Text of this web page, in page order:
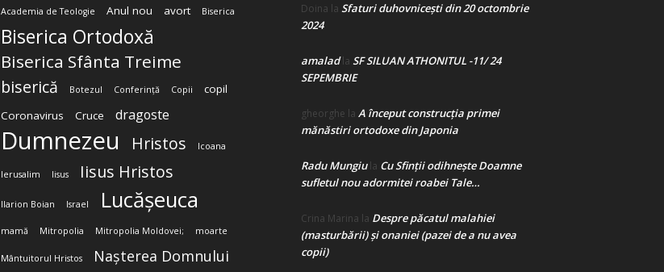
Academia de Teologie Anul nou avort Biserica
Biserica Ortodoxă
Biserica Sfânta Treime
biserică Botezul Conferință Copii
copil
Coronavirus
Cruce dragoste
Dumnezeu Hristos Icoana
Ierusalim Iisus Iisus Hristos
Ilarion Boian Israel Lucășeuca
mamă Mitropolia Mitropolia Moldovei; moarte
Mântuitorul Hristos Nașterea Domnului
Doina la Sfaturi duhovnicești din 20 octombrie
2024
amaladla SF SILUAN ATHONITUL -11/ 24
SEPEMBRIE
gheorghe la A început construcţia primei
mănăstiri ortodoxe din Japonia
Radu Mungiula Cu Sfinții odihnește Doamne
sufletul nou adormitei roabei Tale…
Crina Marina la Despre păcatul malahiei
(masturbării) şi onaniei (pazei de a nu avea
copii)